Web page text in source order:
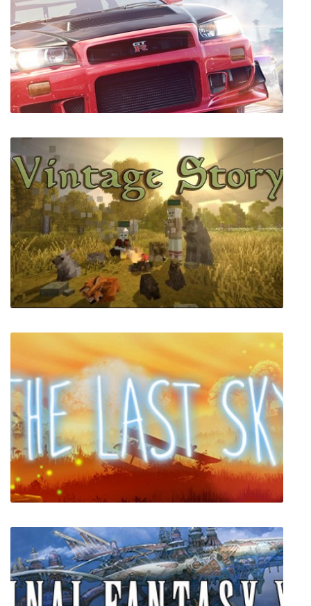
Asterix at the Olympic Games
Need for Speed Payback
Vintage Story